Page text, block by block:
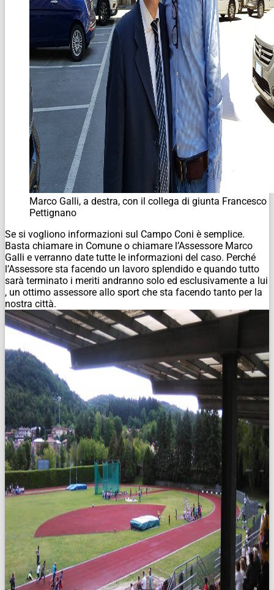
Marco Galli, a destra, con il collega di giunta Francesco
Pettignano
Se si vogliono informazioni sul Campo Coni è semplice.
Basta chiamare in Comune o chiamare l’Assessore Marco
Galli e verranno date tutte le informazioni del caso. Perché
l’Assessore sta facendo un lavoro splendido e quando tutto
sarà terminato i meriti andranno solo ed esclusivamente a lui
, un ottimo assessore allo sport che sta facendo tanto per la
nostra città.